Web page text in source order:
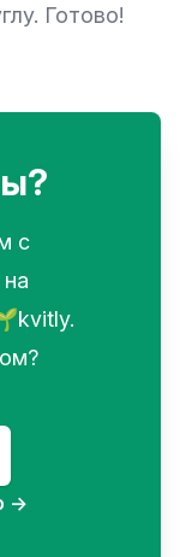
Готово!
с
→